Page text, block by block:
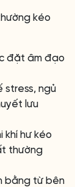
kéo
đặt âm đạo
stress, ngủ
lưu
khí hư kéo
thường
bằng từ bên